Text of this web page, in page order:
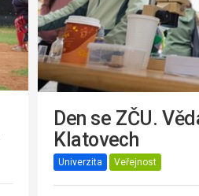
Den se ZČU.
Klatovech
Univerzita Veřejnost